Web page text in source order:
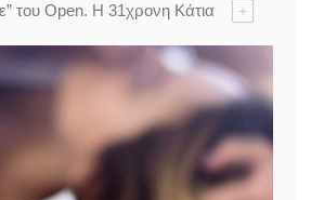
του Open. Η 31χρονη Κάτια
+